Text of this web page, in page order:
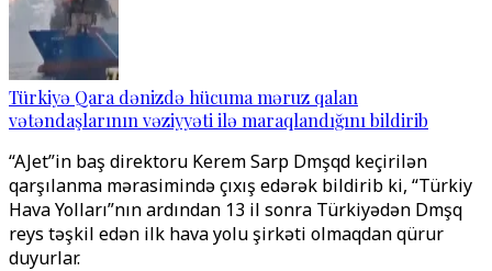
Türkiyə Qara dənizdə hücuma məruz qalan
vətəndaşlarının vəziyyəti ilə maraqlandığını bildirib
“AJet”in baş direktoru Kerem Sarp Dәmәşqdә keçirilən
qarşılanma mərasimində çıxış edərək bildirib ki, “Türkiyә
Hava Yolları”nın ardından 13 il sonra Türkiyədən Dәmәşqә
reys təşkil edən ilk hava yolu şirkəti olmaqdan qürur
duyurlar.